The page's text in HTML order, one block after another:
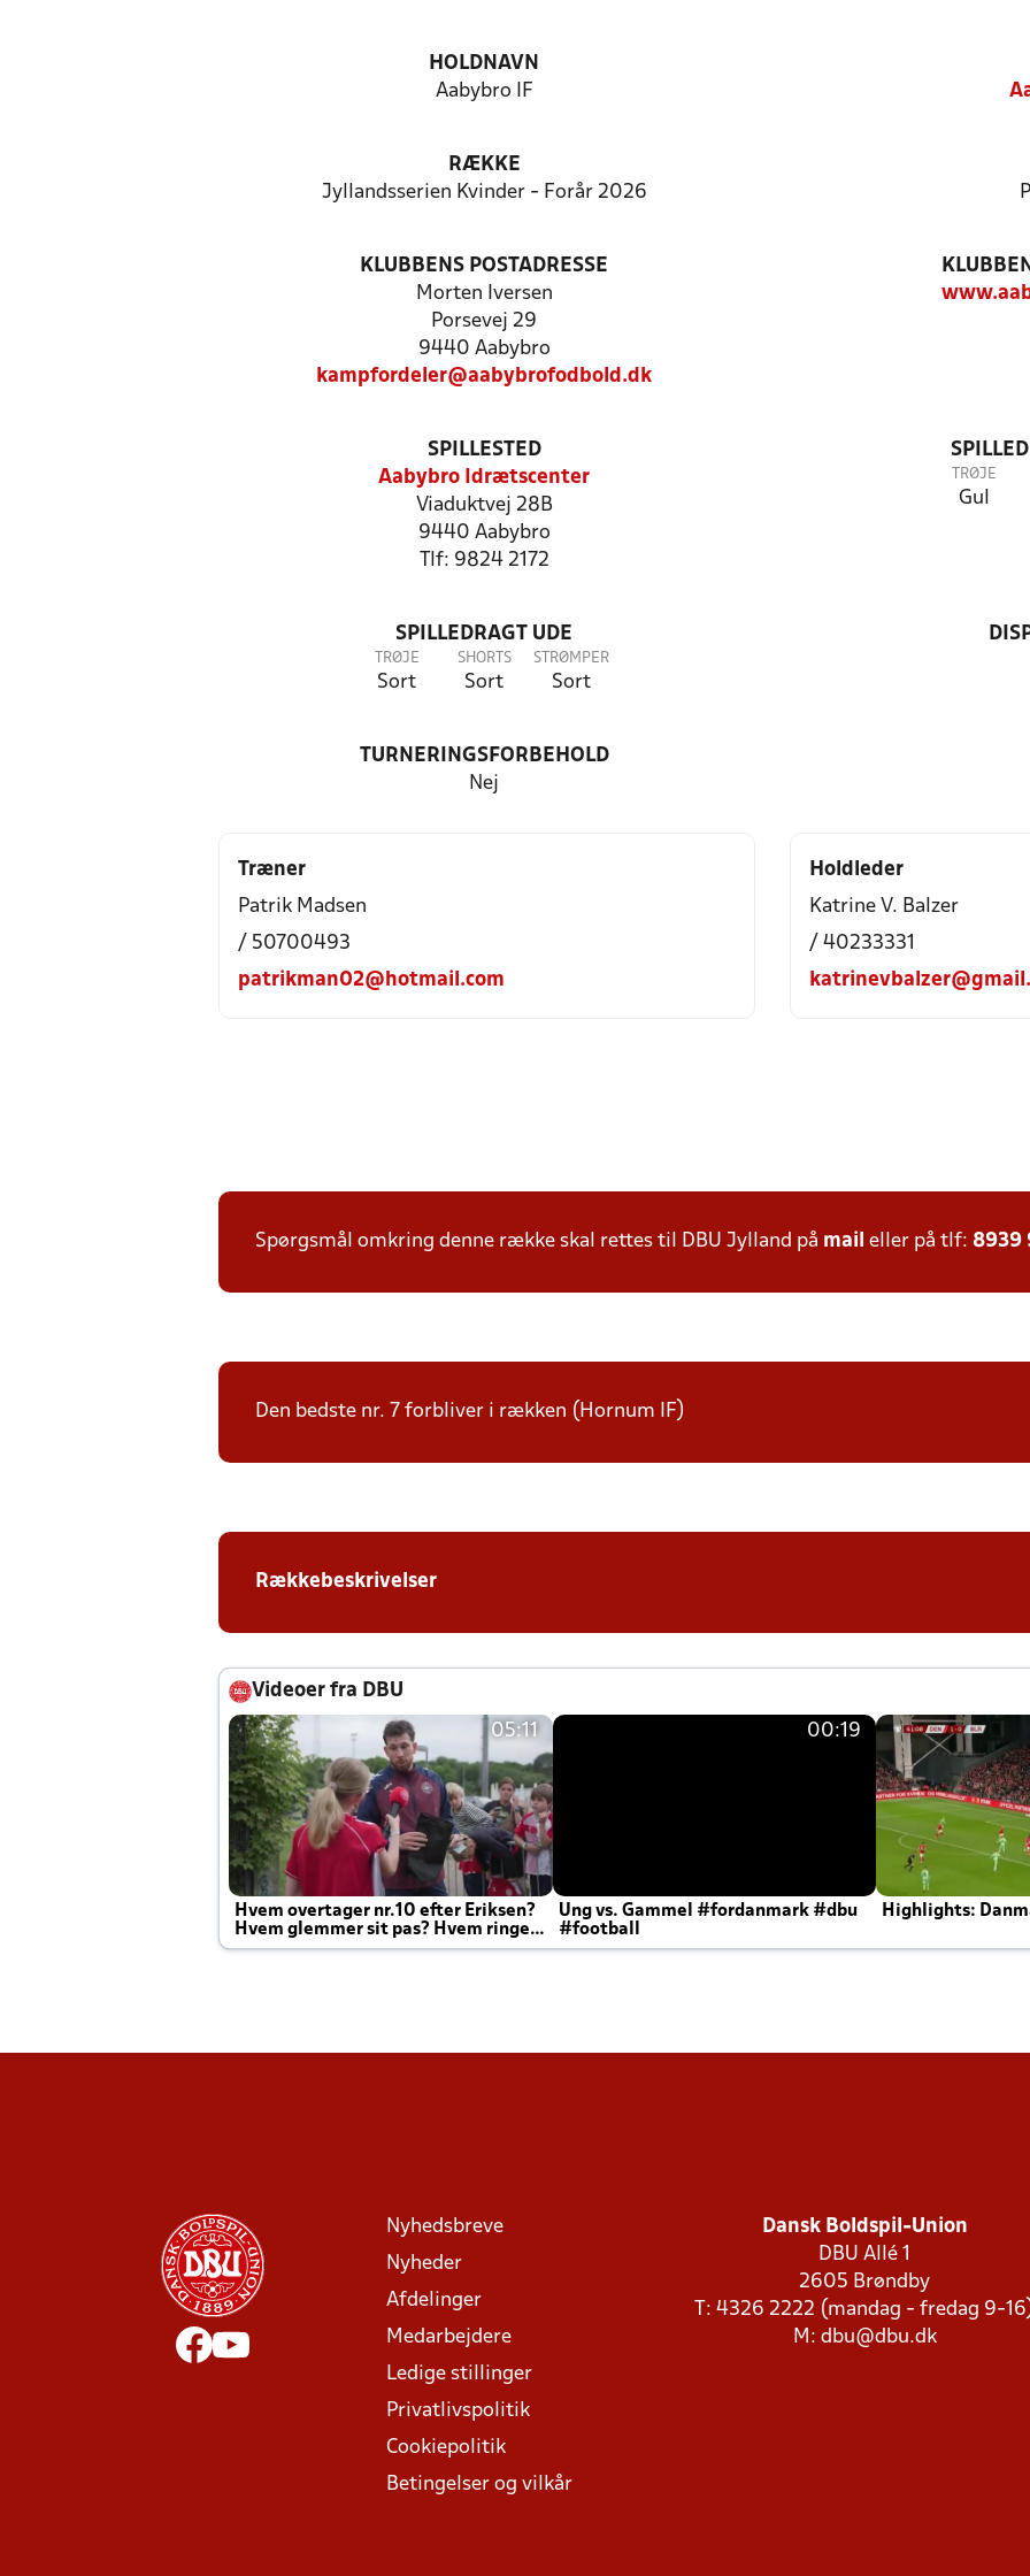
HOLDNAVN
Aabybro IF
RÆKKE
Jyllandsserien Kvinder - Forår 2026
KLUBBENS POSTADRESSE
Morten Iversen
Porsevej 29
9440 Aabybro
kampfordeler@aabybrofodbold.dk
SPILLESTED
Aabybro Idrætscenter
Viaduktvej 28B
9440 Aabybro
Tlf: 9824 2172
TRØJE
Gul
SPILLEDRAGT UDE
TRØJE
Sort
SHORTS
Sort
STRØMPER
Sort
TURNERINGSFORBEHOLD
Nej
Træner
Patrik Madsen
/ 50700493
patrikman02@hotmail.com
Holdleder
Katrine V. Balzer
/ 40233331
Spørgsmål omkring denne række skal rettes til DBU Jylland på mail eller på tlf: 8939
Den bedste nr. 7 forbliver i rækken (Hornum IF)
Rækkebeskrivelser
Videoer fra DBU
05:11
Hvem overtager nr.10 efter Eriksen?
Hvem glemmer sit pas? Hvem ringer
Joachim altid til efter kampe?
00:19
Ung vs. Gammel #fordanmark #dbu
#football
Highlights:
Nyhedsbreve
Nyheder
Afdelinger
Medarbejdere
Ledige stillinger
Privatlivspolitik
Cookiepolitik
Betingelser og vilkår
Dansk Boldspil-Union
DBU Allé 1
2605 Brøndby
T: 4326 2222 (mandag - fredag 9-
M: dbu@dbu.dk